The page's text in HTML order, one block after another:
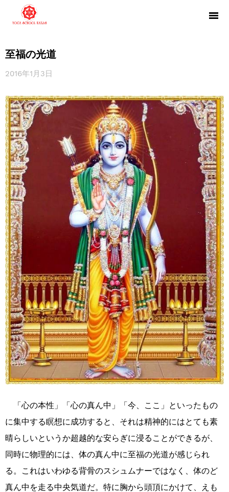
至福の光道
2016年1月3日
「心の本性」「心の真ん中」「今、ここ」といったもの
に集中する瞑想に成功すると、それは精神的にはとても素
晴らしいというか超越的な安らぎに浸ることができるが、
同時に物理的には、体の真ん中に至福の光道が感じられ
る。これはいわゆる背骨のスシュムナーではなく、体のど
真ん中を走る中央気道だ。特に胸から頭頂にかけて、えも